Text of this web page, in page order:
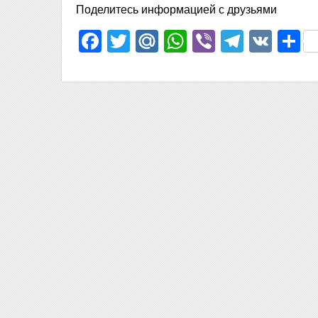
Поделитесь информацией с друзьями
Facebook
TwitterMail.Ru
WhatsApp
Viber VK